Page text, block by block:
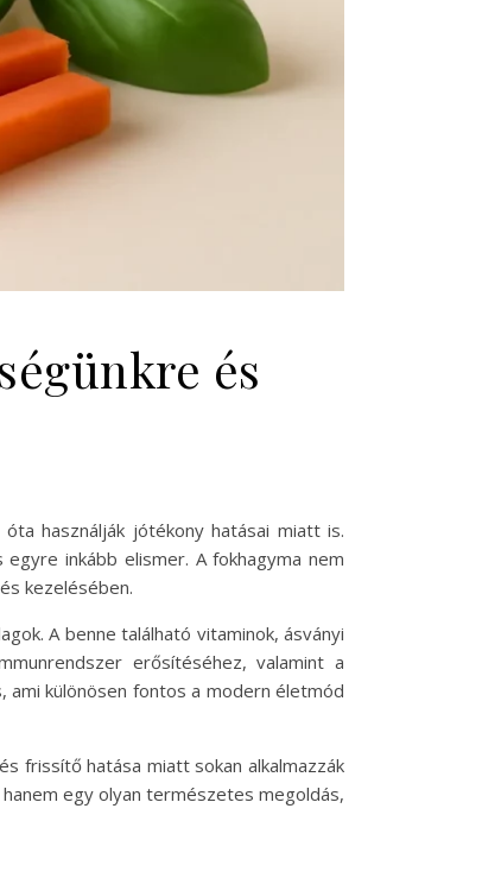
és
használják jótékony hatásai miatt is.
inkább elismer. A fokhagyma nem
kezelésében.
A benne található vitaminok, ásványi
erősítéséhez, valamint a
ami különösen fontos a modern életmód
frissítő hatása miatt sokan alkalmazzák
egy olyan természetes megoldás,